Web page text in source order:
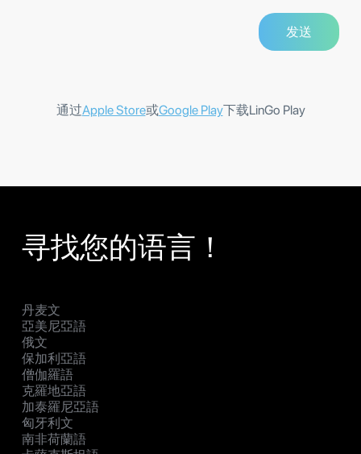
通过Apple Store或Google Play下载LinGo Play
寻找您的语言！
丹麦文
亞美尼亞語
俄文
保加利亞語
僧伽羅語
克羅地亞語
加泰羅尼亞語
匈牙利文
南非荷蘭語